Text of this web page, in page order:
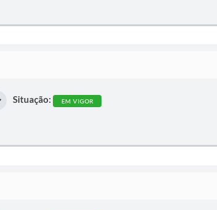
Situação: EM VIGOR